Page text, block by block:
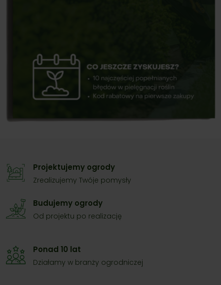
Projektujemy ogrody
Zrealizujemy Twóje pomysły
Budujemy ogrody
Od projektu po realizację
Ponad 10 lat
Działamy w branży ogrodniczej